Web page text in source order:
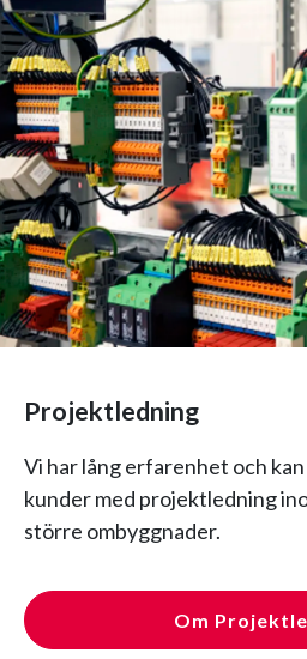
Projektledning
Vi har lång erfarenhet och
kunder med projektledning
större ombyggnader.
Om